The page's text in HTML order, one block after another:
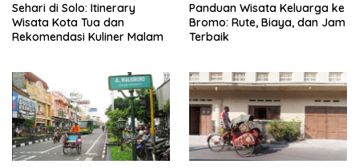
Sehari di Solo: Itinerary
Wisata Kota Tua dan
Rekomendasi Kuliner Malam
Panduan Wisata Keluarga ke
Bromo: Rute, Biaya, dan Jam
Terbaik